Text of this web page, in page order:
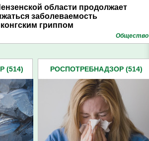
области продолжает
заболеваемость
гриппом
Общество
(514) РОСПОТРЕБНАДЗОР (514)